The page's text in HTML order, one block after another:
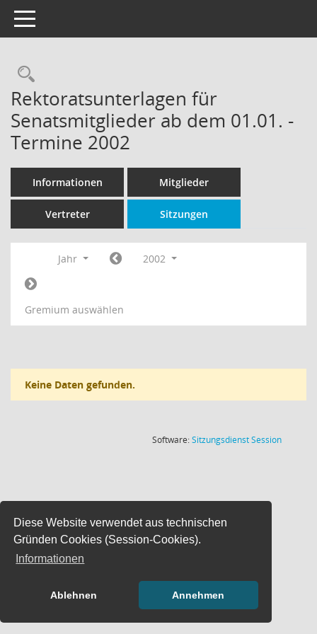
Diese Website verwendet aus technischen
Gründen Cookies (Session-Cookies).
Informationen
Ablehnen Annehmen
Toggle navigation
Rechercheauswahl
Rektoratsunterlagen für
Senatsmitglieder ab dem 01.01. -
Termine 2002
Informationen Mitglieder
Vertreter Sitzungen
Jahr 2002
Gremium auswählen
Keine Daten gefunden.
Software:SitzungsdienstSession(Wird in